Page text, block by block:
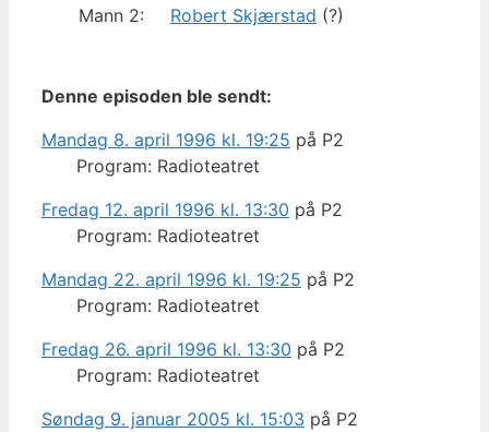
Mann 2: Robert Skjærstad (?)
Denne episoden ble sendt:
Mandag 8. april 1996 kl. 19:25 på P2
Program: Radioteatret
Fredag 12. april 1996 kl. 13:30 på P2
Program: Radioteatret
Mandag 22. april 1996 kl. 19:25 på P2
Program: Radioteatret
Fredag 26. april 1996 kl. 13:30 på P2
Program: Radioteatret
Søndag 9. januar 2005 kl. 15:03 på P2